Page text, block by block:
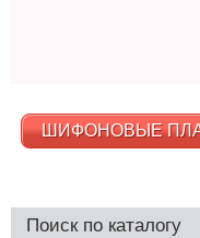
ШИФОНОВЫЕ
Поиск по каталогу